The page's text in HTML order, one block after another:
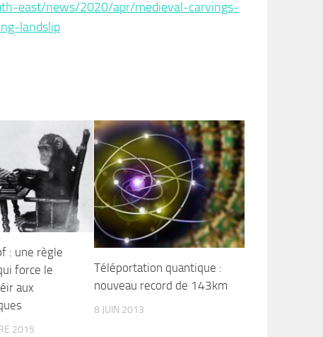
east/news/2020/apr/medieval-carvings-
landslip
: une règle
force le
aux
2015
Téléportation quantique :
nouveau record de 143km
8 JUIN 2013